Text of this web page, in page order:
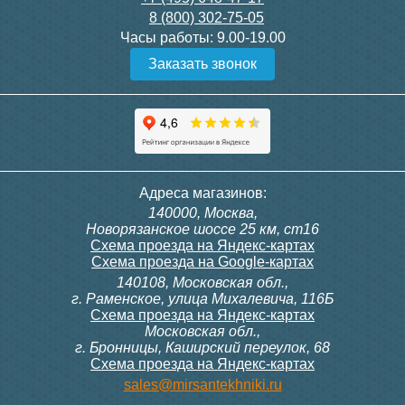
Конвектор ITT.080.200.1300
с решеткой GRILL.SGW-20-
Конвектор ITT.080.200.1000
с решеткой GRILL.SGW-20-
Конвектор ITT.080.200.1000
с решеткой GRILL.SGW-20-
Конвектор ITT.080.200.900 с
решеткой GRILL.SGA-20-
Подробнее Подробнее
300, 230В (врезной - квадр.
9 700
Siemens IRA 211
3 600
8 (800) 302-75-05
Часы работы: 9.00-19.00
Заказать звонок
Адреса магазинов:
140000, Москва,
Новорязанское шоссе 25 км, ст16
Схема проезда на Яндекс-картах
Схема проезда на Google-картах
140108, Московская обл.,
г. Раменское, улица Михалевича, 116Б
Схема проезда на Яндекс-картах
Московская обл.,
г. Бронницы, Каширский переулок, 68
Схема проезда на Яндекс-картах
sales@mirsantekhniki.ru